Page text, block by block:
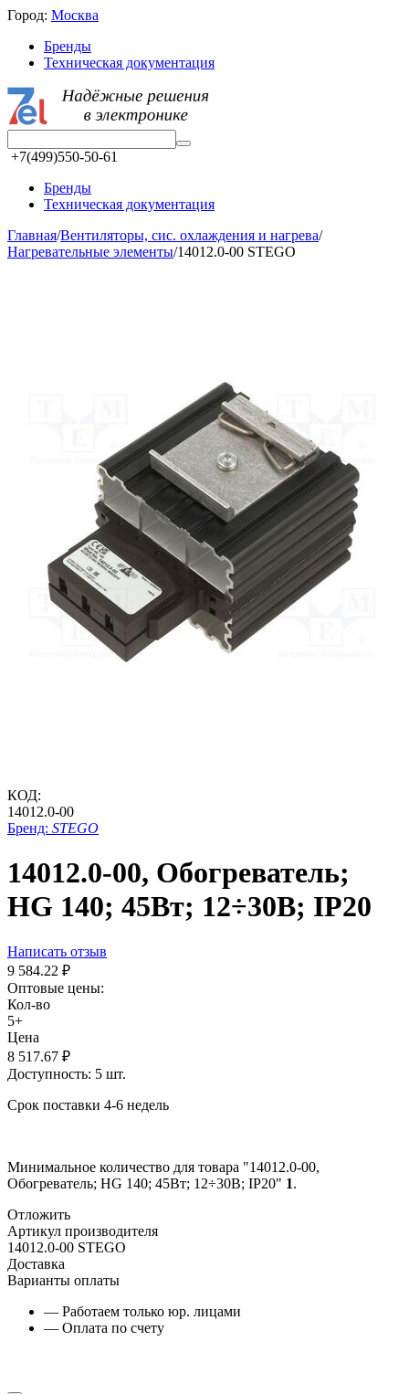
Город: Москва
Бренды
Техническая документация
+7(499)550-50-61
Бренды
Техническая документация
Главная/Вентиляторы, сис. охлаждения и нагрева/
Нагревательные элементы/14012.0-00 STEGO
КОД:
14012.0-00
Бренд: STEGO
14012.0-00, Обогреватель;
HG 140; 45Вт; 12÷30В; IP20
Написать отзыв
9 584.22 ₽
Оптовые цены:
Кол-во
5+
Цена
8 517.67 ₽
Доступность: 5 шт.
Срок поставки 4-6 недель
Минимальное количество для товара "14012.0-00,
Обогреватель; HG 140; 45Вт; 12÷30В; IP20" 1.
Отложить
Артикул производителя
14012.0-00 STEGO
Доставка
Варианты оплаты
— Работаем только юр. лицами
— Оплата по счету